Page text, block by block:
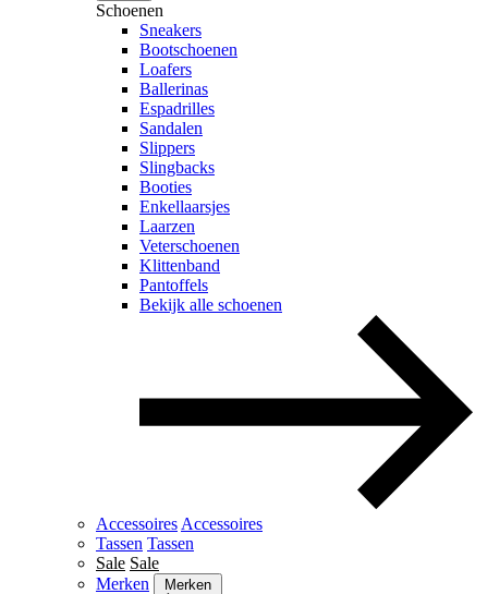
Schoenen
Sneakers
Bootschoenen
Loafers
Ballerinas
Espadrilles
Sandalen
Slippers
Slingbacks
Booties
Enkellaarsjes
Laarzen
Veterschoenen
Klittenband
Pantoffels
Bekijk alle schoenen
Accessoires Accessoires
Tassen Tassen
Sale Sale
Merken
Merken